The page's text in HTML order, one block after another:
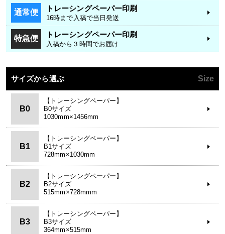
通常便 トレーシングペーパー印刷
16時まで入稿で当日発送
特急便 トレーシングペーパー印刷
入稿から３時間でお届け
サイズから選ぶ Size
B0
【トレーシングペーパー】
B0サイズ
1030mm×1456mm
B1
【トレーシングペーパー】
B1サイズ
728mm×1030mm
B2
【トレーシングペーパー】
B2サイズ
515mm×728mmm
B3
【トレーシングペーパー】
B3サイズ
364mm×515mm